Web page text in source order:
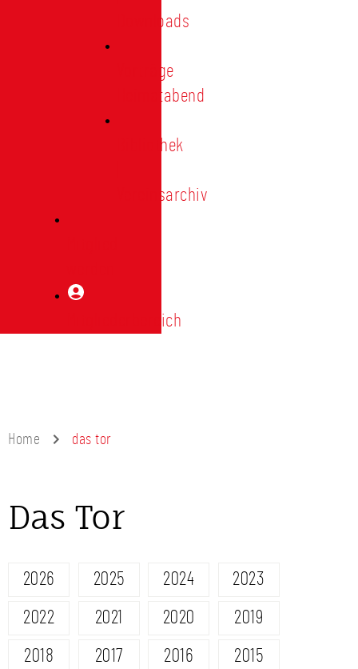
Downloads
Vorträge
Heimatabend
Bibliothek
Vereinsarchiv
Mitgliederbereich
Home das tor
Das Tor
2026 2025 2024
2023
2022
2021 2020
2019
2018
2017 2016
2015